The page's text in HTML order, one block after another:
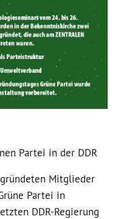
Partei in der DDR
Mitglieder
Partei in
DDR-Regierung